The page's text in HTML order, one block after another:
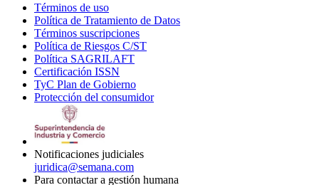
Términos de uso
in
new
window
Política de Tratamiento de Datos
Términos suscripciones
in
Política de Riesgos C/ST
Política SAGRILAFT
new
window
Certificación ISSN
in
new
TyC Plan de Gobierno
in
Protección del consumidorOpens
Notificaciones judiciales
juridica@semana.com
Para contactar a gestión humana